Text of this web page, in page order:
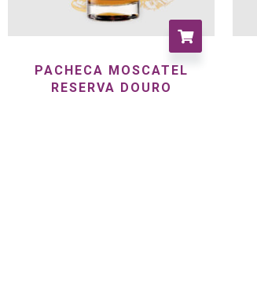
PACHECA MOSCATEL
RESERVA DOURO